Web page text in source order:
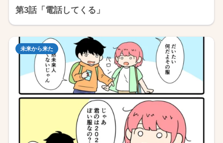
第3話「電話してくる」
未来から来た